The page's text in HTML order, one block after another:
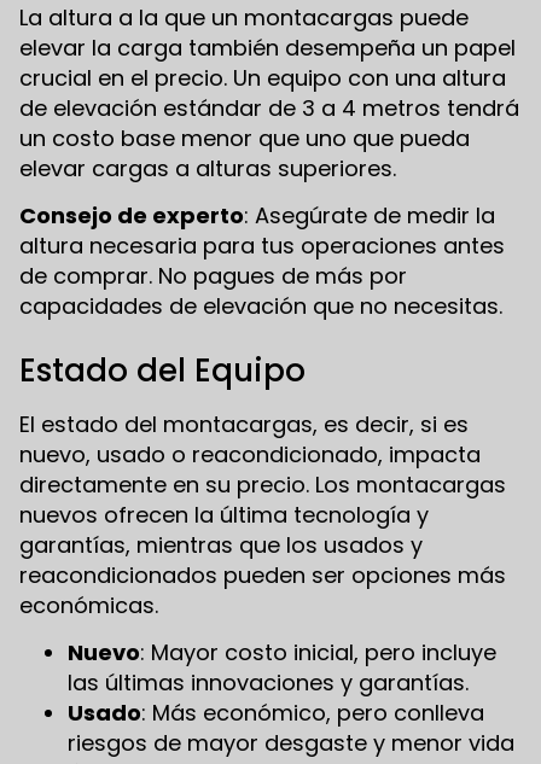
La altura a la que un montacargas puede
elevar la carga también desempeña un papel
crucial en el precio. Un equipo con una altura
de elevación estándar de 3 a 4 metros tendrá
un costo base menor que uno que pueda
elevar cargas a alturas superiores.
Consejo de experto: Asegúrate de medir la
altura necesaria para tus operaciones antes
de comprar. No pagues de más por
capacidades de elevación que no necesitas.
Estado del Equipo
El estado del montacargas, es decir, si es
nuevo, usado o reacondicionado, impacta
directamente en su precio. Los montacargas
nuevos ofrecen la última tecnología y
garantías, mientras que los usados y
reacondicionados pueden ser opciones más
económicas.
Nuevo: Mayor costo inicial, pero incluye
las últimas innovaciones y garantías.
Usado: Más económico, pero conlleva
riesgos de mayor desgaste y menor vida